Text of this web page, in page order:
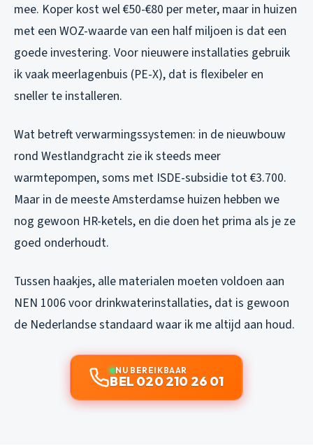
mee. Koper kost wel €50-€80 per meter, maar in huizen
met een WOZ-waarde van een half miljoen is dat een
goede investering. Voor nieuwere installaties gebruik
ik vaak meerlagenbuis (PE-X), dat is flexibeler en
sneller te installeren.
Wat betreft verwarmingssystemen: in de nieuwbouw
rond Westlandgracht zie ik steeds meer
warmtepompen, soms met ISDE-subsidie tot €3.700.
Maar in de meeste Amsterdamse huizen hebben we
nog gewoon HR-ketels, en die doen het prima als je ze
goed onderhoudt.
Tussen haakjes, alle materialen moeten voldoen aan
NEN 1006 voor drinkwaterinstallaties, dat is gewoon
de Nederlandse standaard waar ik me altijd aan houd.
NU BEREIKBAAR
BEL 020 210 26 01